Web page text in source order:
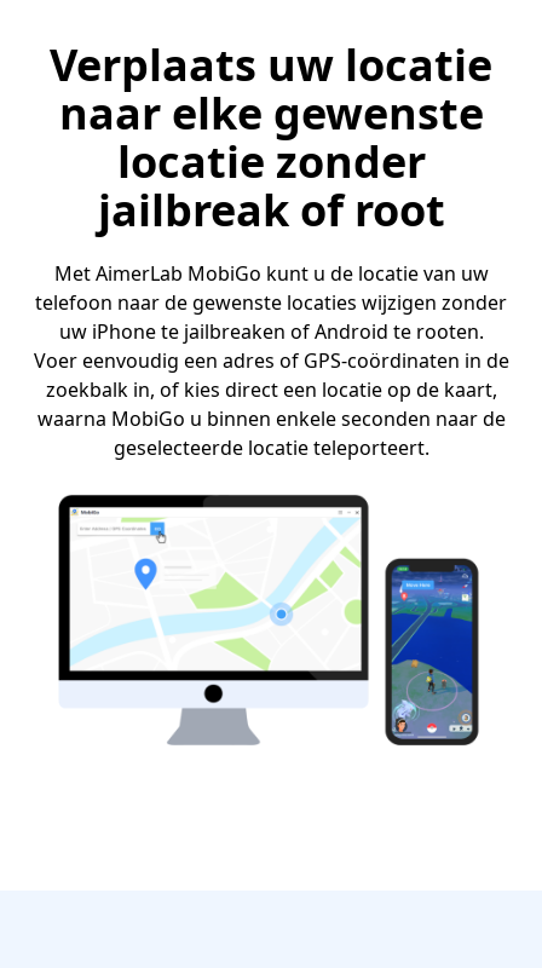
Verplaats uw locatie
naar elke gewenste
locatie zonder
jailbreak of root
Met AimerLab MobiGo kunt u de locatie van uw
telefoon naar de gewenste locaties wijzigen zonder
uw iPhone te jailbreaken of Android te rooten.
Voer eenvoudig een adres of GPS-coördinaten in de
zoekbalk in, of kies direct een locatie op de kaart,
waarna MobiGo u binnen enkele seconden naar de
geselecteerde locatie teleporteert.